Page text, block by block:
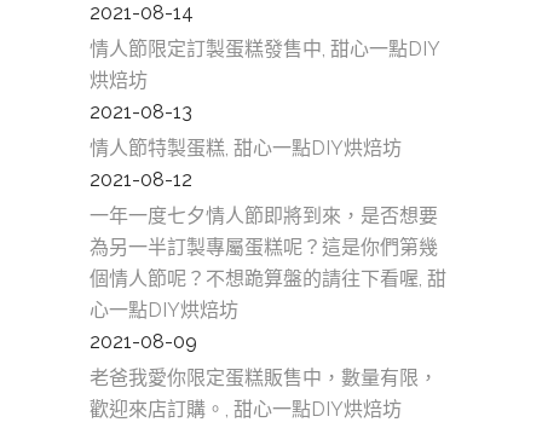
2021-08-14
情人節限定訂製蛋糕發售中, 甜心一點DIY
烘焙坊
2021-08-13
情人節特製蛋糕, 甜心一點DIY烘焙坊
2021-08-12
一年一度七夕情人節即將到來，是否想要
為另一半訂製專屬蛋糕呢？這是你們第幾
個情人節呢？不想跪算盤的請往下看喔, 甜
心一點DIY烘焙坊
2021-08-09
老爸我愛你限定蛋糕販售中，數量有限，
歡迎來店訂購。, 甜心一點DIY烘焙坊